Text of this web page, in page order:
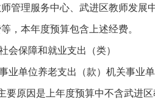
管理服务中心、武进区教师发展
，本年度预算包含上述经费。
会保障和就业支出（类）
业单位养老支出（款）机关事业
要原因是上年度预算中不含武进